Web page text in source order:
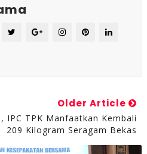
Older Article
IPC TPK Manfaatkan Kembali
209 Kilogram Seragam Bekas